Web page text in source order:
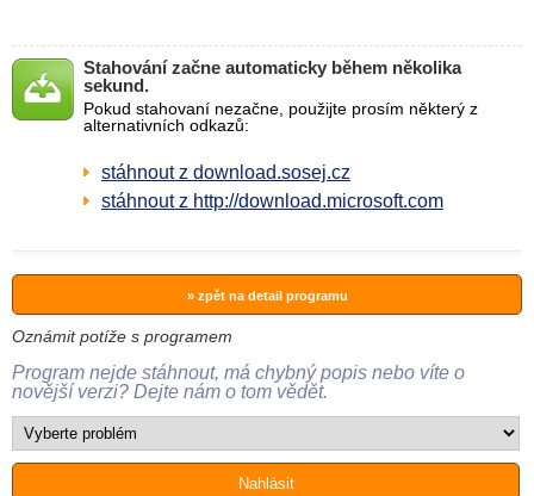
Stahování začne automaticky během několika
sekund.
Pokud stahovaní nezačne, použijte prosím některý z
alternativních odkazů:
stáhnout z download.sosej.cz
stáhnout z http://download.microsoft.com
» zpět na detail programu
Oznámit potíže s programem
Program nejde stáhnout, má chybný popis nebo víte o
novější verzi? Dejte nám o tom vědět.